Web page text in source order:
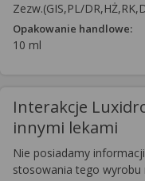
Zezw.(GIS,PL/
Opakowanie handlowe:
10 ml
Interakcje
innymi lekami
Nie posiadamy
stosowania tego wyrobu